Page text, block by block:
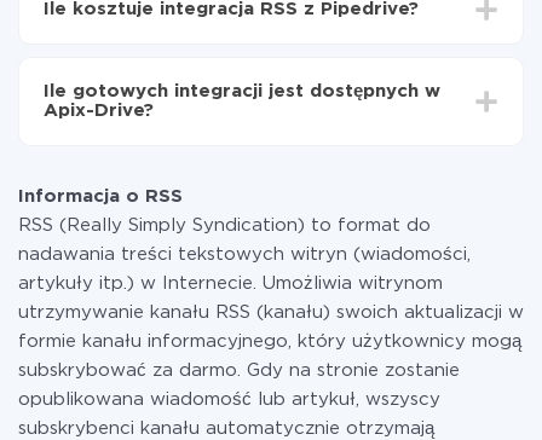
od 5 do 30 minut. Konfiguracja zajmuje średnio 10-15
Ile kosztuje integracja RSS z Pipedrive?
Płacisz tylko za ilość danych, która faktycznie jest
przekazywana z jednego z Twoich systemów do
w razie potrzeby przełączyć się na płatną. Więcej
informacji otaryfach.
Ile gotowych integracji jest dostępnych w
Apix-Drive?
Informacja o RSS
RSS (Really Simply Syndication) to format do
nadawania treści tekstowych witryn (wiadomości,
artykuły itp.) w Internecie. Umożliwia witrynom
utrzymywanie kanału RSS (kanału) swoich aktualizacji w
formie kanału informacyjnego, który użytkownicy mogą
subskrybować za darmo. Gdy na stronie zostanie
opublikowana wiadomość lub artykuł, wszyscy
subskrybenci kanału automatycznie otrzymają